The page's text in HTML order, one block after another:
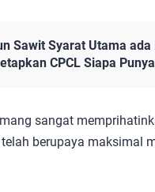
Sawit Syarat Utama
CPCL Siapa
sangat
berupaya maksimal